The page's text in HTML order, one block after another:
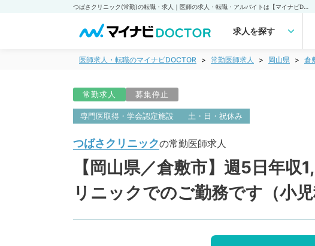
求人を探す
医師求人・転職のマイナビDOCTOR 常勤医師求人 岡山県 倉
常勤求人 募集停止
専門医取得・学会認定施設 土・日・祝休み
つばさクリニックの常勤医師求人
【岡山県／倉敷市】週5日年
リニックでのご勤務です（小児